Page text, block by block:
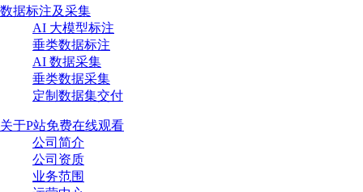
数据标注及采集
AI 大模型标注
垂类数据标注
AI 数据采集
垂类数据采集
定制数据集交付
关于P站免费在线观看
公司简介
公司资质
业务范围